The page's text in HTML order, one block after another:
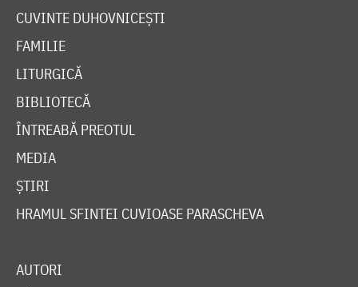
CUVINTE DUHOVNICEȘTI
FAMILIE
LITURGICĂ
BIBLIOTECĂ
ÎNTREABĂ PREOTUL
MEDIA
ȘTIRI
HRAMUL SFINTEI CUVIOASE PARASCHEVA
AUTORI